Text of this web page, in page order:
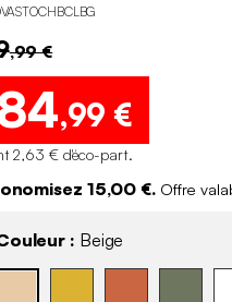
,99 €
,99 €
2,63 € d'éco-part.
15,00 €. Offre
: Beige